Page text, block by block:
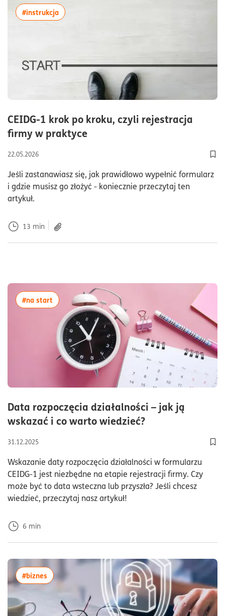
CEIDG-1 krok po kroku, czyli rejestracja
firmy w praktyceczas
22.05.2026
Jeśli zastanawiasz się, jak prawidłowo wypełnić formularz
i gdzie musisz go złożyć - koniecznie przeczytaj ten
artykuł.
13 min
#instrukcjawięcej artykułów z tagiem:#instrukcja
Data rozpoczęcia działalności – jak ją
wskazać i co warto wiedzieć?czas
31.12.2025
Wskazanie daty rozpoczęcia działalności w formularzu
CEIDG-1 jest niezbędne na etapie rejestracji firmy. Czy
może być to data wsteczna lub przyszła? Jeśli chcesz
wiedzieć, przeczytaj nasz artykuł!
6 min
#na startwięcej artykułów z tagiem:#na start
#bizneswięcej artykułów z tagiem:#biznes